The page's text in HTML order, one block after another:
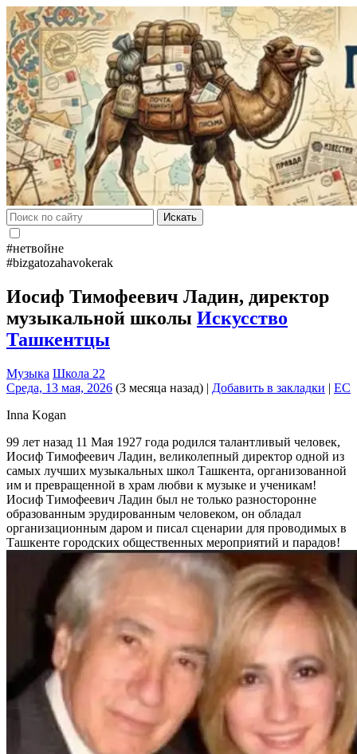
Искать
#нетвойне
#bizgatozahavokerak
Иосиф Тимофеевич Ладин, директор
музыкальной школы Искусство
Ташкентцы
Музыка Школа 22
Среда, 13 мая, 2026 (3 месяца назад) | Добавить в закладки | EC
Inna Kogan
99 лет назад 11 Мая 1927 года родился талантливый человек,
Иосиф Тимофеевич Ладин, великолепный директор одной из
самых лучших музыкальных школ Ташкента, организованной
им и превращенной в храм любви к музыке и ученикам!
Иосиф Тимофеевич Ладин был не только разносторонне
образованным эрудированным человеком, он обладал
организационным даром и писал сценарии для проводимых в
Ташкенте городских общественных мероприятий и парадов!